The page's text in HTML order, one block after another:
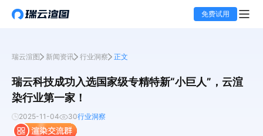
免费试用
瑞云渲图 新闻资讯 行业洞察 正文
瑞云科技成功入选国家级专精特新“小巨人”，云渲
染行业第一家！
2025-11-04 30行业洞察